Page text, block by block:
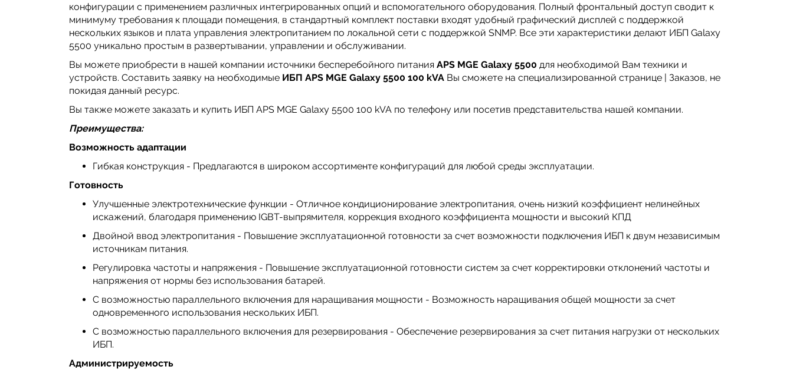
конфигурации с применением различных интегрированных опций и вспомогательного оборудования. Полный фронтальный доступ сводит к
минимуму требования к площади помещения, в стандартный комплект поставки входят удобный графический дисплей с поддержкой
нескольких языков и плата управления электропитанием по локальной сети с поддержкой SNMP. Все эти характеристики делают ИБП Galaxy
5500 уникально простым в развертывании, управлении и обслуживании.
Вы можете приобрести в нашей компании источники бесперебойного питания APS MGE Galaxy 5500 для необходимой Вам техники и
устройств. Составить заявку на необходимые ИБП APS MGE Galaxy 5500 100 kVA Вы сможете на специализированной странице | Заказов, не
покидая данный ресурс.
Вы также можете заказать и купить ИБП APS MGE Galaxy 5500 100 kVA по телефону или посетив представительства нашей компании.
Преимущества:
Возможность адаптации
Гибкая конструкция - Предлагаются в широком ассортименте конфигураций для любой среды эксплуатации.
Готовность
Улучшенные электротехнические функции - Отличное кондиционирование электропитания, очень низкий коэффициент нелинейных
искажений, благодаря применению IGBT-выпрямителя, коррекция входного коэффициента мощности и высокий КПД
Двойной ввод электропитания - Повышение эксплуатационной готовности за счет возможности подключения ИБП к двум независимым
источникам питания.
Регулировка частоты и напряжения - Повышение эксплуатационной готовности систем за счет корректировки отклонений частоты и
напряжения от нормы без использования батарей.
С возможностью параллельного включения для наращивания мощности - Возможность наращивания общей мощности за счет
одновременного использования нескольких ИБП.
С возможностью параллельного включения для резервирования - Обеспечение резервирования за счет питания нагрузки от нескольких
ИБП.
Администрируемость